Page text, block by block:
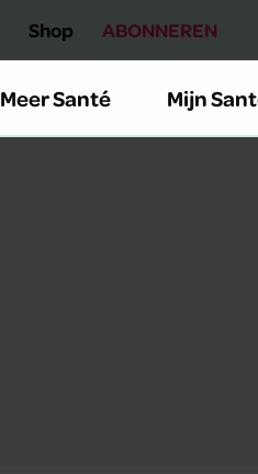
Shop ABONNEREN
Meer Santé Mijn